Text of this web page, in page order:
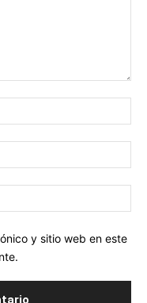
y sitio web en este